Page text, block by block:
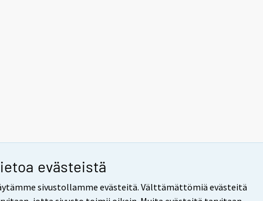
evästeistä
sivustollamme evästeitä. Välttämättömiä evästeitä